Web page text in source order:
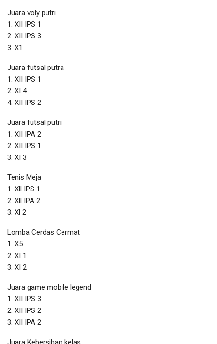
Juara voly putri
1. XII IPS 1
2. XII IPS 3
3. X1
Juara futsal putra
1. XII IPS 1
2. XI 4
4. XII IPS 2
Juara futsal putri
1. XII IPA 2
2. XII IPS 1
3. XI 3
Tenis Meja
1. Xll IPS 1
2. Xll IPA 2
3. Xl 2
Lomba Cerdas Cermat
1. X5
2. XI 1
3. XI 2
Juara game mobile legend
1. XII IPS 3
2. XII IPS 2
3. XII IPA 2
Juara Kebersihan kelas